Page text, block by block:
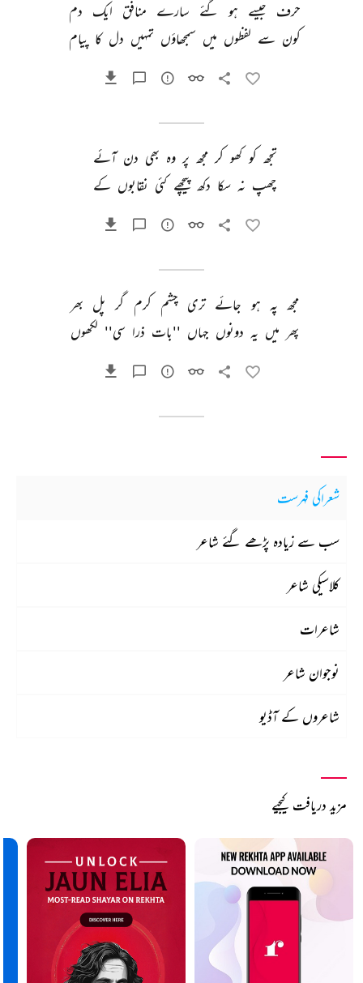
حرف جیسے ہو گئے سارے منافق ایک دم
کون سے لفظوں میں سمجھاؤں تمہیں دل کا پیام
تجھ کو کھو کر مجھ پر وہ بھی دن آئے
چھپ نہ سکا دکھ پیچھے کئی نقابوں کے
مجھ پہ ہو جائے تری چشم کرم گر پل بھر
پھر میں یہ دونوں جہاں ''بات ذرا سی'' لکھوں
شعراکی فہرست
سب سے زیادہ پڑھے گئے شاعر
کلاسیکی شاعر
شاعرات
نوجوان شاعر
شاعروں کے آڈیو
مزید دریافت کیجیے